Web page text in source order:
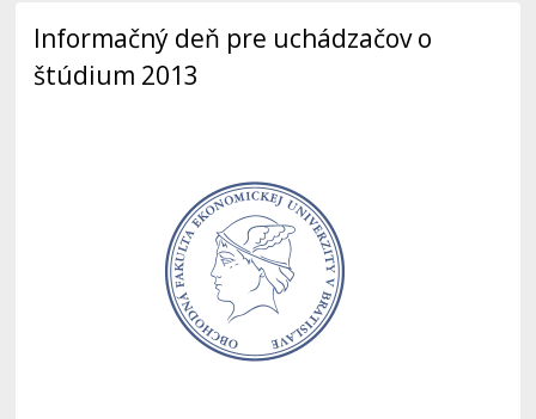
Informačný deň pre uchádzačov o
štúdium 2013